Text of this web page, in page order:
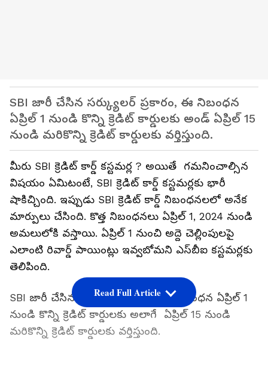
SBI జారీ చేసిన సర్క్యులర్ ప్రకారం, ఈ నిబంధన
ఏప్రిల్ 1 నుండి కొన్ని క్రెడిట్ కార్డులకు అండ్ ఏప్రిల్ 15
నుండి మరికొన్ని క్రెడిట్ కార్డులకు వర్తిస్తుంది.
మీరు SBI క్రెడిట్ కార్డ్ కస్టమర్ల ? అయితే గమనించాల్సిన
విషయం ఏమిటంటే, SBI క్రెడిట్ కార్డ్ కస్టమర్లకు భారీ
షాకిచ్చింది. ఇప్పుడు SBI క్రెడిట్ కార్డ్ నిబంధనలలో అనేక
మార్పులు చేసింది. కొత్త నిబంధనలు ఏప్రిల్ 1, 2024 నుండి
అమలులోకి వస్తాయి. ఏప్రిల్ 1 నుంచి అద్దె చెల్లింపులపై
ఎలాంటి రివార్డ్ పాయింట్లు ఇవ్వబోమని ఎస్‌బీఐ కస్టమర్లకు
తెలిపింది.
SBI జారీ చేసిన సర్క్యులర్ ప్రకారం, ఈ నిబంధన ఏప్రిల్ 1
నుండి కొన్ని క్రెడిట్ కార్డులకు అలాగే ఏప్రిల్ 15 నుండి
మరికొన్ని క్రెడిట్ కార్డులకు వర్తిస్తుంది.
Read Full Article